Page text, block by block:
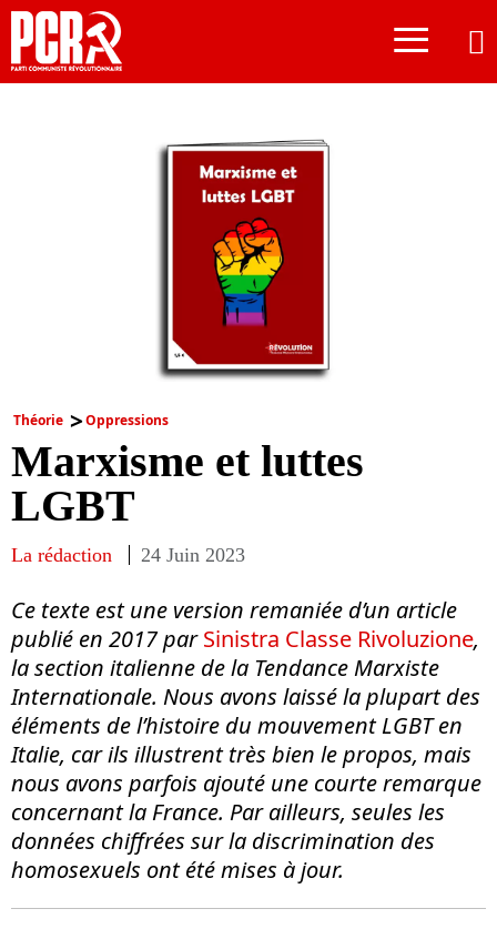
≡
Théorie Oppressions
Marxisme et luttes
LGBT
La rédaction 24 Juin 2023
Ce texte est une version remaniée d’un article
publié en 2017 parSinistra Classe Rivoluzione,
la section italienne de la Tendance Marxiste
Internationale. Nous avons laissé la plupart des
éléments de l’histoire du mouvement LGBT en
Italie, car ils illustrent très bien le propos, mais
nous avons parfois ajouté une courte remarque
concernant la France. Par ailleurs, seules les
données chiffrées sur la discrimination des
homosexuels ont été mises à jour.